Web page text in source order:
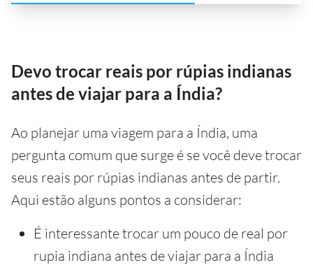
Devo trocar reais por rúpias indianas
antes de viajar para a Índia?
Ao planejar uma viagem para a Índia, uma
pergunta comum que surge é se você deve trocar
seus reais por rúpias indianas antes de partir.
Aqui estão alguns pontos a considerar:
É interessante trocar um pouco de real por
rupia indiana antes de viajar para a Índia